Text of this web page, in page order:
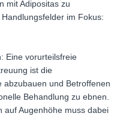
mit Adipositas zu
im Fokus:
Eine vorurteilsfreie
ist die
abzubauen und Betroffenen
Behandlung zu ebnen.
auf Augenhöhe muss dabei